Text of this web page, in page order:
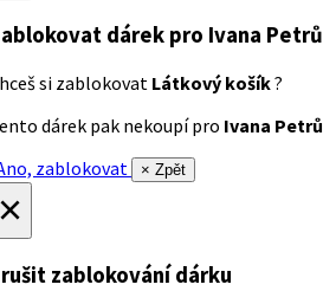
dárek pro Ivana Petrů
si zablokovat Látkový košík?
dárek pak nekoupí pro Ivana Petrů
zablokovat
× Zpět
zablokování dárku